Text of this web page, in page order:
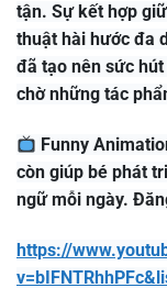
tận. Sự kết hợp
thuật hài hước đa
đã tạo nên sức
chờ những tác
Funny
còn giúp bé phát
ngữ mỗi ngày.
https://